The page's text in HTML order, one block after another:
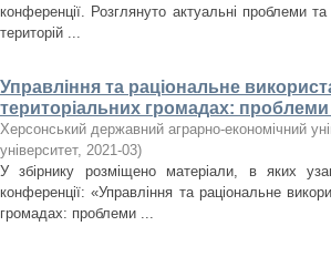
конференції. Розглянуто актуальні проблеми
територій ...
Управління та раціональне
територіальних громадах:
Херсонський державний аграрно-економічний
університет, 2021-03)
У збірнику розміщено матеріали, в яких
конференції: «Управління та раціональне
громадах: проблеми ...